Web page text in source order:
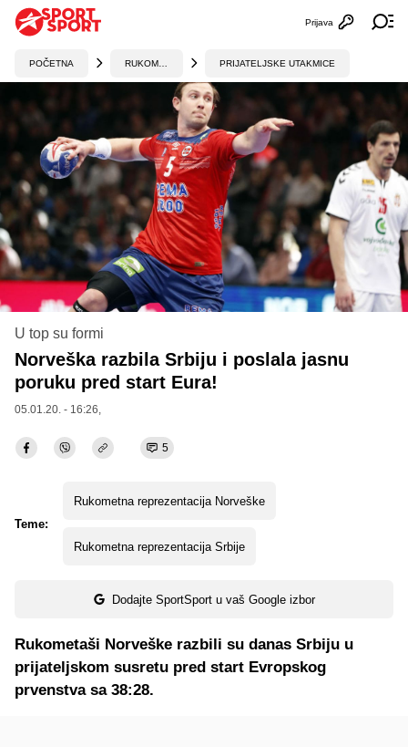
Otvori
Prijava
POČETNA PRIJATELJSKE UTAKMICE
U top su formi
Norveška razbila Srbiju i poslala jasnu
poruku pred start Eura!
05.01.20. - 16:26,
5
Teme:
Rukometna reprezentacija Norveške
Rukometna reprezentacija Srbije
Dodajte SportSport u vaš Google izbor
Rukometaši Norveške razbili su danas Srbiju u
prijateljskom susretu pred start Evropskog
prvenstva sa 38:28.